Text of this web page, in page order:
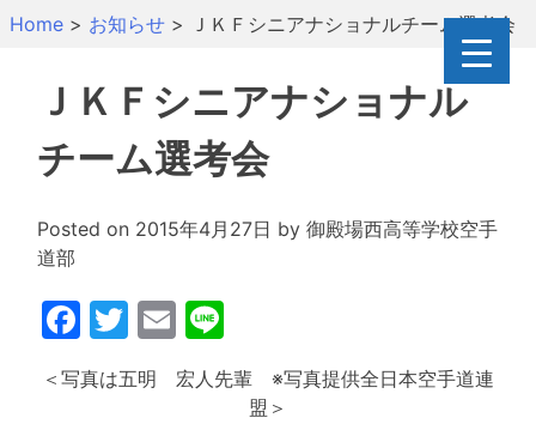
SkipHome > お知らせ > ＪＫＦシニアナショナルチーム選考会
ＪＫＦシニアナショナル
チーム選考会
Posted on 2015年4月27日 by 御殿場西高等学校空手
道部
Facebook
Twitter
Email
＜写真は五明 宏人先輩 ※写真提供全日本空手道連
盟＞